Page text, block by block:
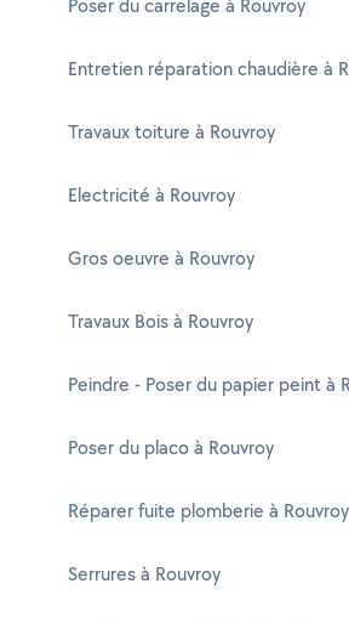
Poser du carrelage à Rouvroy
Entretien réparation chaudière à
Travaux toiture à Rouvroy
Electricité à Rouvroy
Gros oeuvre à Rouvroy
Travaux Bois à Rouvroy
Peindre - Poser du papier peint à
Poser du placo à Rouvroy
Réparer fuite plomberie à Rouvroy
Serrures à Rouvroy